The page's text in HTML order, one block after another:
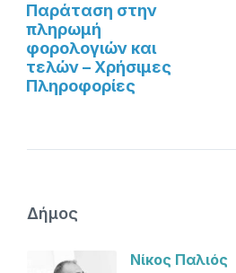
Παράταση στην
πληρωμή
φορολογιών και
τελών – Χρήσιμες
Πληροφορίες
Δήμος
Νίκος Παλιός